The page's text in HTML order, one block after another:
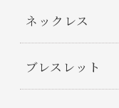
ネックレス
ブレスレット